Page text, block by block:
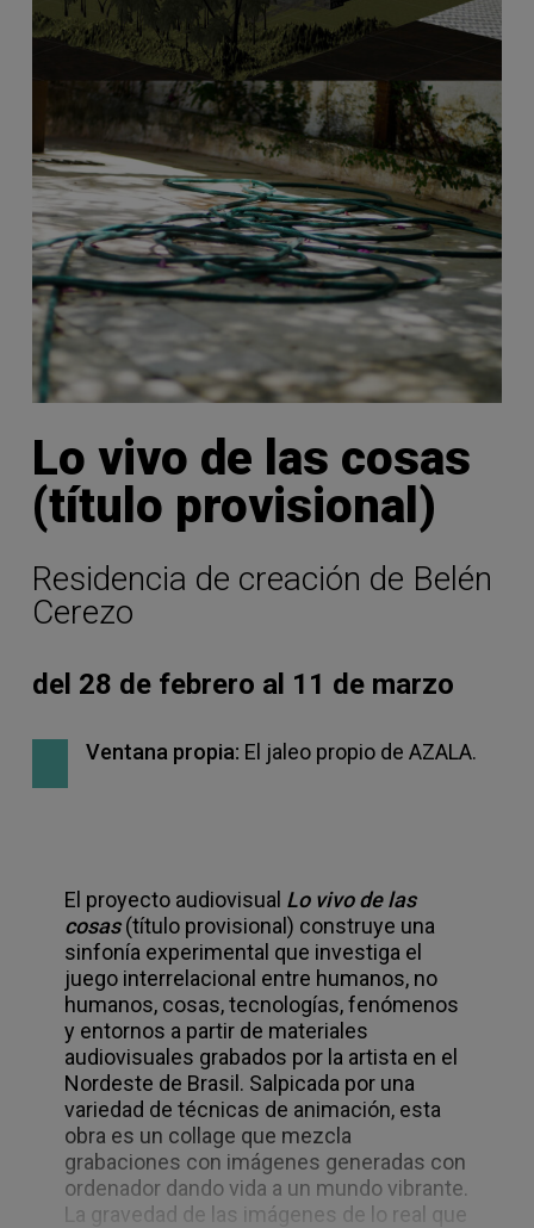
Lo vivo de las cosas
(título provisional)
Residencia de creación de Belén
Cerezo
del 28 de febrero al 11 de marzo
Ventana propia: El jaleo propio de AZALA.
El proyecto audiovisual Lo vivo de las
cosas(título provisional) construye una
sinfonía experimental que investiga el
juego interrelacional entre humanos, no
humanos, cosas, tecnologías, fenómenos
y entornos a partir de materiales
audiovisuales grabados por la artista en el
Nordeste de Brasil. Salpicada por una
variedad de técnicas de animación, esta
obra es un collage que mezcla
grabaciones con imágenes generadas con
ordenador dando vida a un mundo vibrante.
La gravedad de las imágenes de lo real que